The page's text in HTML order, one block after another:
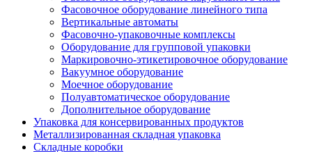
Фасовочное оборудование линейного типа
Вертикальные автоматы
Фасовочно-упаковочные комплексы
Оборудование для групповой упаковки
Маркировочно-этикетировочное оборудование
Вакуумное оборудование
Моечное оборудование
Полуавтоматическое оборудование
Дополнительное оборудование
Упаковка для консервированных продуктов
Металлизированная складная упаковка
Складные коробки